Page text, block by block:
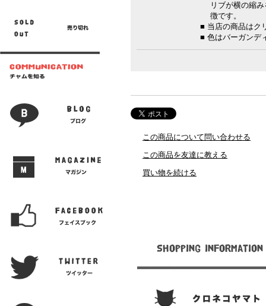
リブが横の縮み
徴です。
■ 当店の商品はク
■ 色はバーガンデ
この商品について問い合わせる
この商品を友達に教える
買い物を続ける